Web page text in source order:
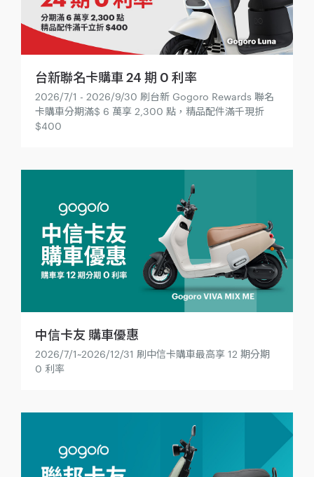
台新聯名卡購車 24 期 0 利率
2026/7/1 - 2026/9/30 刷台新 Gogoro Rewards 聯名
卡購車分期滿$ 6 萬享 2,300 點，精品配件滿千現折
$400
中信卡友 購車優惠
2026/7/1~2026/12/31 刷中信卡購車最高享 12 期分期
0 利率